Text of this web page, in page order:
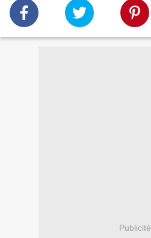
Publicité